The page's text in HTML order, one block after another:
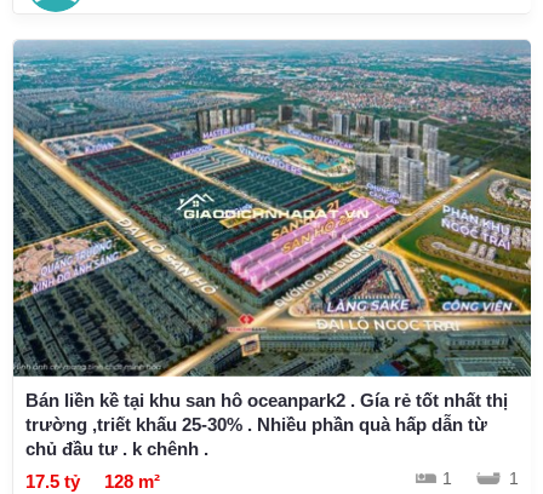
Bán liền kề tại khu san hô oceanpark2 . Gía rẻ tốt nhất thị
trường ,triết khấu 25-30% . Nhiều phần quà hấp dẫn từ
chủ đầu tư . k chênh .
17.5 tỷ
128 m² 1 1